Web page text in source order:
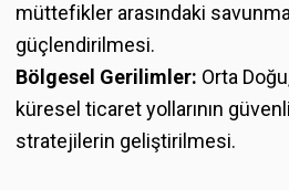
müttefikler arasındaki
güçlendirilmesi.
Bölgesel Gerilimler: Orta
küresel ticaret yollarının
stratejilerin geliştirilmesi.